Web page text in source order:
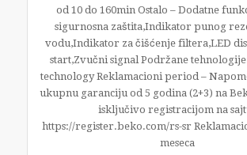
od 10 do 160min Ostalo – Dodatne
sigurnosna zaštita,Indikator punog
vodu,Indikator za čišćenje filtera,LED
start,Zvučni signal Podržane
technology Reklamacioni period –
ukupnu garanciju od 5 godina (2+3) na
isključivo registracijom na
https://register.beko.com/rs-sr
meseca